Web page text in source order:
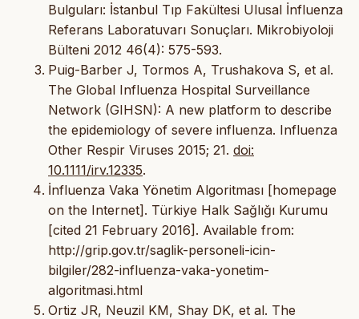
Bulguları: İstanbul Tıp Fakültesi Ulusal İnfluenza
Referans Laboratuvarı Sonuçları. Mikrobiyoloji
Bülteni 2012 46(4): 575-593.
Puig-Barber J, Tormos A, Trushakova S, et al.
The Global Influenza Hospital Surveillance
Network (GIHSN): A new platform to describe
the epidemiology of severe influenza. Influenza
Other Respir Viruses 2015; 21. doi:
10.1111/irv.12335.
İnfluenza Vaka Yönetim Algoritması [homepage
on the Internet]. Türkiye Halk Sağlığı Kurumu
[cited 21 February 2016]. Available from:
http://grip.gov.tr/saglik-personeli-icin-
bilgiler/282-influenza-vaka-yonetim-
algoritmasi.html
Ortiz JR, Neuzil KM, Shay DK, et al. The